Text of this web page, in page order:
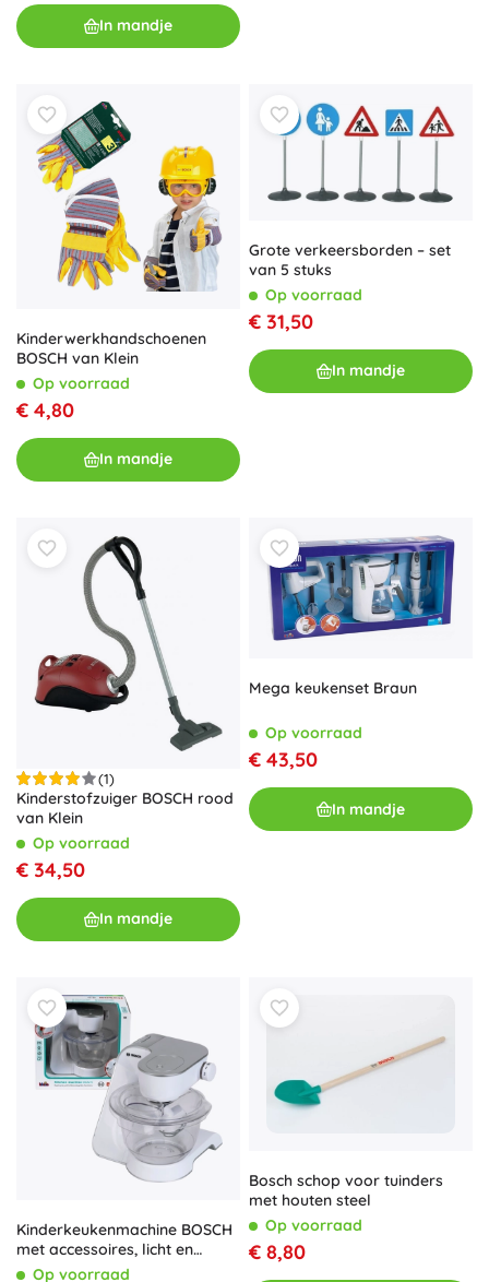
In mandje
Kinderwerkhandschoenen
BOSCH van Klein
Op voorraad
€ 4,80
In mandje
Grote verkeersborden – set
van 5 stuks
Op voorraad
€ 31,50
In mandje
(1)
Kinderstofzuiger BOSCH rood
van Klein
Op voorraad
€ 34,50
In mandje
Mega keukenset Braun
Op voorraad
€ 43,50
In mandje
Kinderkeukenmachine BOSCH
met accessoires, licht en
geluid
Op voorraad
Bosch schop voor tuinders
met houten steel
Op voorraad
€ 8,80